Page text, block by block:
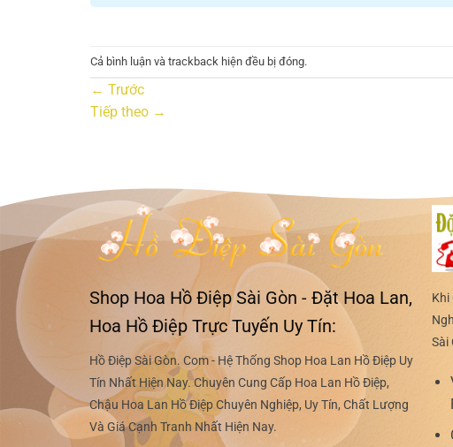
Cả bình luận và trackback hiện đều bị đóng.
← Trước
Tiếp theo →
Shop Hoa Hồ Điệp Sài Gòn - Đặt Hoa Lan,
Hoa Hồ Điệp Trực Tuyến Uy Tín:
Hồ Điệp Sài Gòn. Com - Hệ Thống Shop Hoa Lan Hồ Điệp Uy
Tín Nhất Hiện Nay. Chuyên Cung Cấp Hoa Lan Hồ Điệp,
Chậu Hoa Lan Hồ Điệp Chuyên Nghiệp, Uy Tín, Chất Lượng
Và Giá Cạnh Tranh Nhất Hiện Nay.
Khi
Sài